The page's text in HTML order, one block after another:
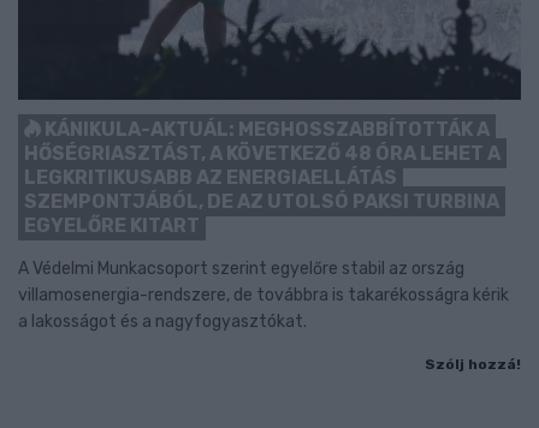
KÁNIKULA-AKTUÁL: MEGHOSSZABBÍTOTTÁK A
HŐSÉGRIASZTÁST, A KÖVETKEZŐ 48 ÓRA LEHET A
LEGKRITIKUSABB AZ ENERGIAELLÁTÁS
SZEMPONTJÁBÓL, DE AZ UTOLSÓ PAKSI TURBINA
EGYELŐRE KITART
A Védelmi Munkacsoport szerint egyelőre stabil az ország
villamosenergia-rendszere, de továbbra is takarékosságra kérik
a lakosságot és a nagyfogyasztókat.
Szólj hozzá!